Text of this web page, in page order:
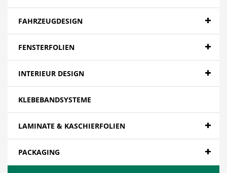
FAHRZEUGDESIGN
FENSTERFOLIEN
INTERIEUR DESIGN
KLEBEBANDSYSTEME
LAMINATE & KASCHIERFOLIEN
PACKAGING